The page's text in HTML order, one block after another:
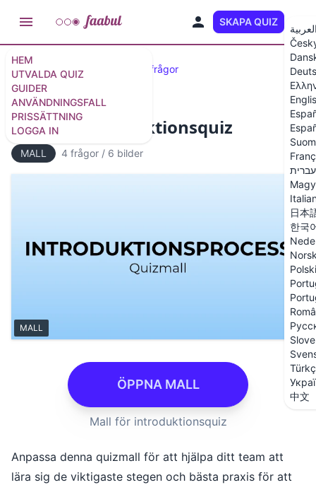
HEM
UTVALDA QUIZ
GUIDER
ANVÄNDNINGSFALL
PRISSÄTTNING
LOGGA IN
SKAPA QUIZ
עברית
日本
한국
Polski
中文
Utvalda quiz 40 affärsquizfrågor
Mall för introduktionsquiz
MALL 4 frågor / 6 bilder
MALL
ÖPPNA MALL
Mall för introduktionsquiz
Anpassa denna quizmall för att hjälpa ditt team att
lära sig de viktigaste stegen och bästa praxis för att